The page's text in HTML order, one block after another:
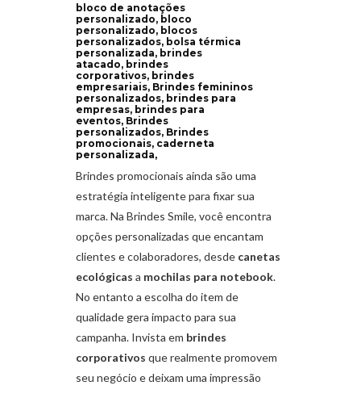
bloco de anotações
personalizado, bloco
personalizado, blocos
personalizados, bolsa térmica
personalizada, brindes
atacado, brindes
corporativos, brindes
empresariais, Brindes femininos
personalizados, brindes para
empresas, brindes para
eventos, Brindes
personalizados, Brindes
promocionais, caderneta
personalizada,
Brindes promocionais ainda são uma
estratégia inteligente para fixar sua
marca. Na Brindes Smile, você encontra
opções personalizadas que encantam
clientes e colaboradores, desde canetas
ecológicas a mochilas para notebook.
No entanto a escolha do item de
qualidade gera impacto para sua
campanha. Invista em brindes
corporativos que realmente promovem
seu negócio e deixam uma impressão